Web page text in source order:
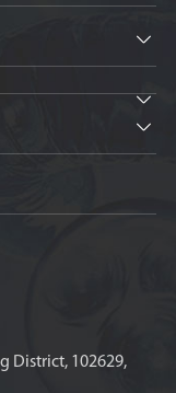



District, 102629,